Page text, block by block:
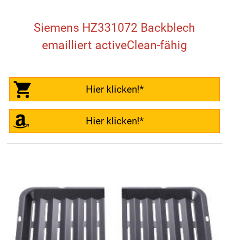
Siemens HZ331072 Backblech
emailliert activeClean-fähig
Hier klicken!*
Hier klicken!*